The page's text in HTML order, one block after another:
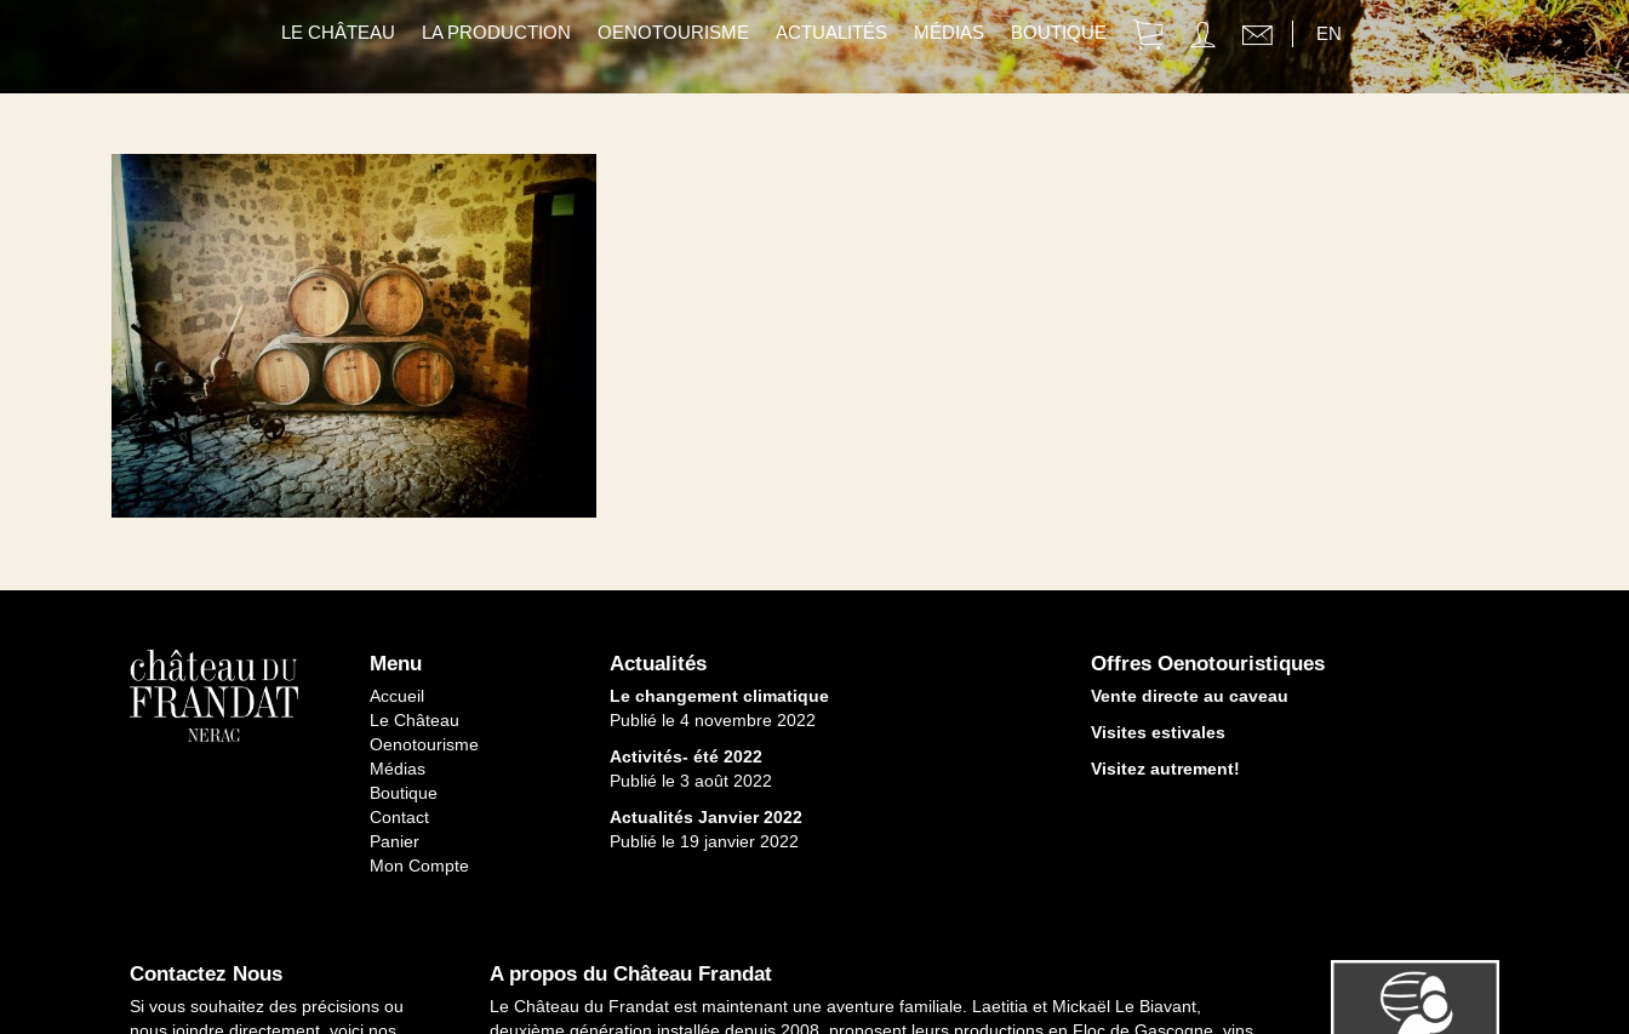
LE CHÂTEAU LA PRODUCTION OENOTOURISME ACTUALITÉS MÉDIAS BOUTIQUE EN
Menu
Accueil
Le Château
Oenotourisme
Médias
Boutique
Contact
Panier
Mon Compte
Actualités
Le changement climatique
Publié le 4 novembre 2022
Activités- été 2022
Publié le 3 août 2022
Actualités Janvier 2022
Publié le 19 janvier 2022
Offres Oenotouristiques
Vente directe au caveau
Visites estivales
Visitez autrement!
Contactez Nous
Si vous souhaitez des précisions ou
A propos du Château Frandat
Le Château du Frandat est maintenant une aventure familiale. Laetitia et Mickaël Le Biavant,